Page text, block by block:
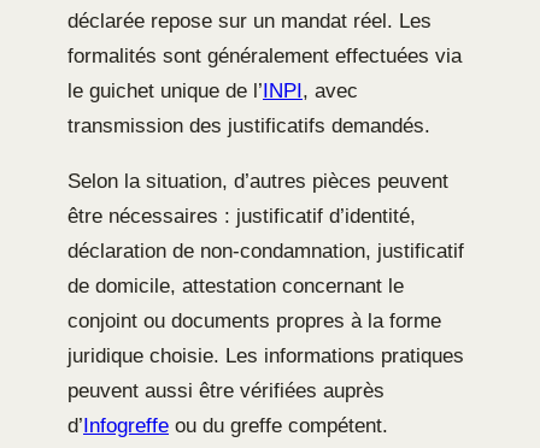
déclarée repose sur un mandat réel. Les
formalités sont généralement effectuées via
le guichet unique de l’ INPI , avec
transmission des justificatifs demandés.
Selon la situation, d’autres pièces peuvent
être nécessaires : justificatif d’identité,
déclaration de non-condamnation, justificatif
de domicile, attestation concernant le
conjoint ou documents propres à la forme
juridique choisie. Les informations pratiques
peuvent aussi être vérifiées auprès
d’ Infogreffe ou du greffe compétent.